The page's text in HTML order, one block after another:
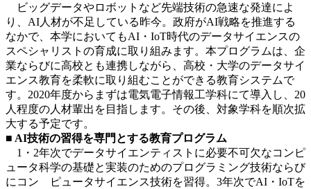
ビッグデータやロボットなど先端技術の急速な発達によ
り、AI人材が不足している昨今。政府がAI戦略を推進する
なかで、本学においてもAI・IoT時代のデータサイエンスの
スペシャリストの育成に取り組みます。本プログラムは、企
業ならびに高校とも連携しながら、高校・大学のデータサイ
エンス教育を柔軟に取り組むことができる教育システムで
す。2020年度からまずは電気電子情報工学科にて導入し、20
人程度の人材輩出を目指します。その後、対象学科を順次拡
大する予定です。
■ AI技術の習得を専門とする教育プログラム
1・2年次でデータサイエンティストに必要不可欠なコンピ
ュータ科学の基礎と実装のためのプログラミング技術ならび
にコン ピュータサイエンス技術を習得。3年次でAI・IoTを